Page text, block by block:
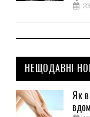
НЕЩОДАВНІ
Як